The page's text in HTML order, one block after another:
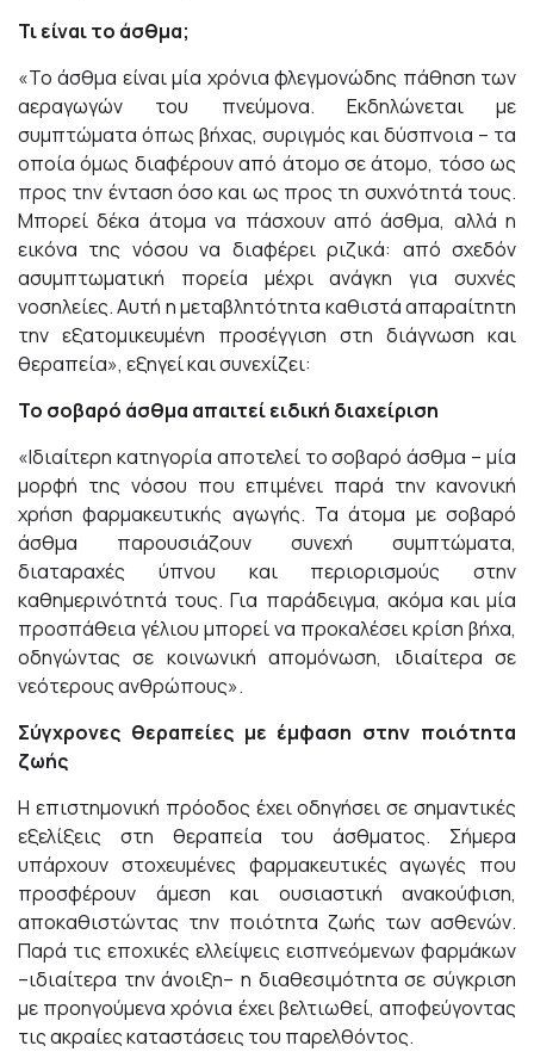
Τι είναι το άσθμα;
«Το άσθμα είναι μία χρόνια φλεγμονώδης πάθηση των
αεραγωγών του πνεύμονα. Εκδηλώνεται με
συμπτώματα όπως βήχας, συριγμός και δύσπνοια – τα
οποία όμως διαφέρουν από άτομο σε άτομο, τόσο ως
προς την ένταση όσο και ως προς τη συχνότητά τους.
Μπορεί δέκα άτομα να πάσχουν από άσθμα, αλλά η
εικόνα της νόσου να διαφέρει ριζικά: από σχεδόν
ασυμπτωματική πορεία μέχρι ανάγκη για συχνές
νοσηλείες. Αυτή η μεταβλητότητα καθιστά απαραίτητη
την εξατομικευμένη προσέγγιση στη διάγνωση και
θεραπεία», εξηγεί και συνεχίζει:
Το σοβαρό άσθμα απαιτεί ειδική διαχείριση
«Ιδιαίτερη κατηγορία αποτελεί το σοβαρό άσθμα – μία
μορφή της νόσου που επιμένει παρά την κανονική
χρήση φαρμακευτικής αγωγής. Τα άτομα με σοβαρό
άσθμα παρουσιάζουν συνεχή συμπτώματα,
διαταραχές ύπνου και περιορισμούς στην
καθημερινότητά τους. Για παράδειγμα, ακόμα και μία
προσπάθεια γέλιου μπορεί να προκαλέσει κρίση βήχα,
οδηγώντας σε κοινωνική απομόνωση, ιδιαίτερα σε
νεότερους ανθρώπους».
Σύγχρονες θεραπείες με έμφαση στην ποιότητα
ζωής
Η επιστημονική πρόοδος έχει οδηγήσει σε σημαντικές
εξελίξεις στη θεραπεία του άσθματος. Σήμερα
υπάρχουν στοχευμένες φαρμακευτικές αγωγές που
προσφέρουν άμεση και ουσιαστική ανακούφιση,
αποκαθιστώντας την ποιότητα ζωής των ασθενών.
Παρά τις εποχικές ελλείψεις εισπνεόμενων φαρμάκων
–ιδιαίτερα την άνοιξη– η διαθεσιμότητα σε σύγκριση
με προηγούμενα χρόνια έχει βελτιωθεί, αποφεύγοντας
τις ακραίες καταστάσεις του παρελθόντος.